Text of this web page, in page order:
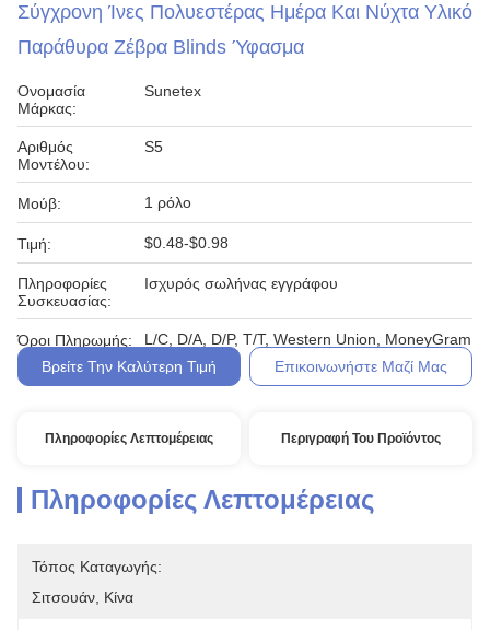
Σύγχρονη Ίνες Πολυεστέρας Ημέρα Και Νύχτα Υλικό
Παράθυρα Ζέβρα Blinds Ύφασμα
Ονομασία
Μάρκας:
Sunetex
Αριθμός
Μοντέλου:
S5
Μούβ: 1 ρόλο
Τιμή: $0.48-$0.98
Πληροφορίες
Συσκευασίας:
Ισχυρός σωλήνας εγγράφου
Όροι Πληρωμής:
L/C, D/A, D/P, T/T, Western Union, MoneyGram
Βρείτε Την Καλύτερη Τιμή
Επικοινωνήστε Μαζί Μας
Πληροφορίες Λεπτομέρειας Περιγραφή Του Προϊόντος
Πληροφορίες Λεπτομέρειας
Τόπος Καταγωγής:
Σιτσουάν, Κίνα